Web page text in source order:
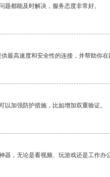
都能及时解决，服务态度非常好。
最高速度和安全性的连接，并帮助你在
加强防护措施，比如增加双重验证。
器，无论是看视频、玩游戏还是工作